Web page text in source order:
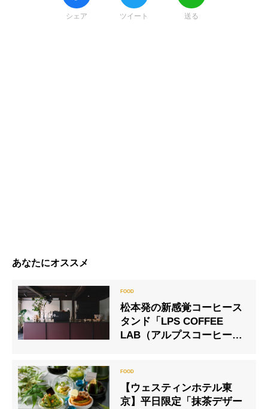
シェア ツイート 送る
あなたにオススメ
松本発の新感覚コーヒース
タンド「LPS COFFEE
LAB（アルプスコーヒーラ
【ウェスティンホテル東
京】平日限定「抹茶デザー